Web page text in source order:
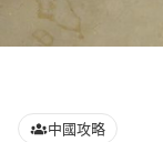
中國攻略